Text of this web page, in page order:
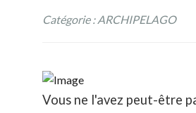
Catégorie : ARCHIPELAGO
Vous ne l'avez peut-être